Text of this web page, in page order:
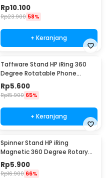
PA456
Rp10.100
Rp23.900 58%
+ Keranjang
Taffware Stand HP iRing 360
Degree Rotatable Phone
Holder - R20
Rp5.600
Rp15.900 65%
+ Keranjang
Spinner Stand HP iRing
Magnetic 360 Degree Rotary
Phone Holder
Rp5.900
Rp16.900 66%